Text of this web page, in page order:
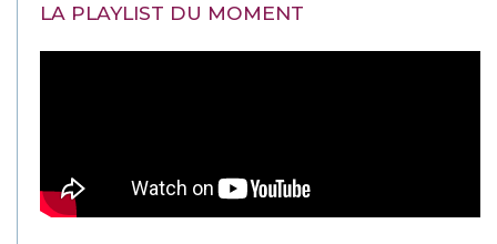
LA PLAYLIST DU MOMENT